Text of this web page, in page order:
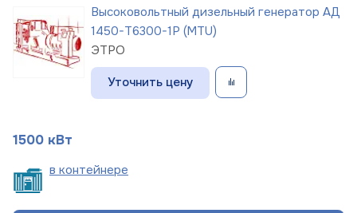
Высоковольтный дизельный генератор АД
1450-Т6300-1Р (MTU)
ЭТРО
Уточнить цену
1500 кВт
в контейнере